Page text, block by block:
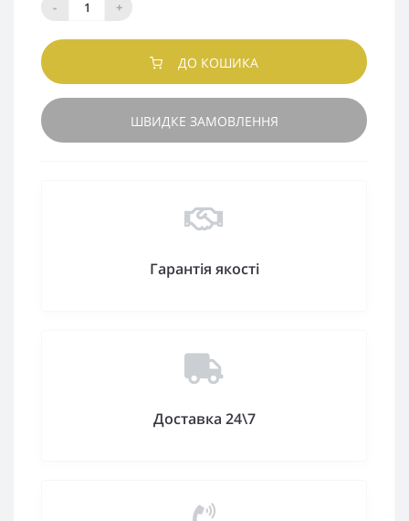
-
+
ДО КОШИКА
ШВИДКЕ ЗАМОВЛЕННЯ
Гарантія якості
Доставка 24\7